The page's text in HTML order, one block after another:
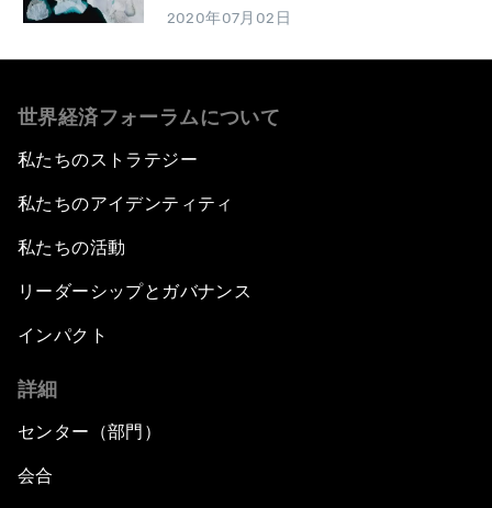
2020年07月02日
世界経済フォーラムについて
私たちのストラテジー
私たちのアイデンティティ
私たちの活動
リーダーシップとガバナンス
インパクト
詳細
センター（部門）
会合